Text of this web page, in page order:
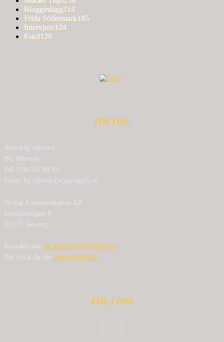
Blogginlägg214
Frida Södermark185
Intervjuer124
Eskil120
OM OSS
Ansvarig utgivare:
BG Nilensjö
Tel: 070-226 99 95
Epost: bg.nilensjo[at]springlfa.se
Spring Kommunikation AB
Görslövsvägen 8
263 71 Jonstorp
Kontakta oss: bg.nilensjo[at]springlfa.se
Här hittar du vår Integritetspolicy
FÖLJ OSS